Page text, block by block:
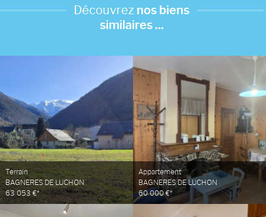
Découvrez nos biens
similaires ...
Terrain
BAGNERES DE LUCHON
63 053 €*
Appartement
BAGNERES DE LUCHON
60 000 €*